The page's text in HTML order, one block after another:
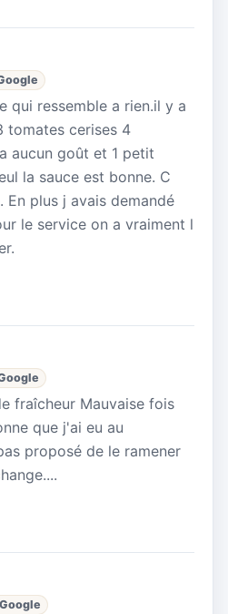
qui ressemble a rien.il y a
tomates cerises 4
aucun goût et 1 petit
la sauce est bonne. C
En plus j avais demandé
le service on a vraiment l
fraîcheur Mauvaise fois
que j'ai eu au
proposé de le ramener
Google